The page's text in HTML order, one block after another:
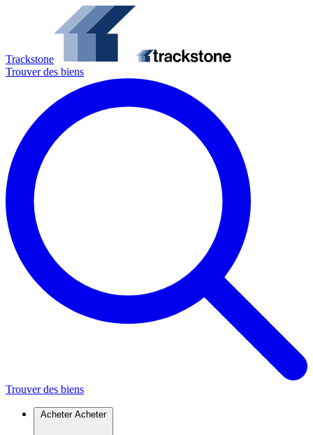
Trackstone
Trouver des biens
Trouver des biens
Acheter Acheter